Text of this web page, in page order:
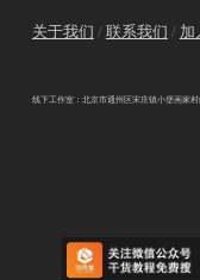
关于我们 / 联系我们 / 加
线下工作室：北京市通州区宋庄镇小堡画家村